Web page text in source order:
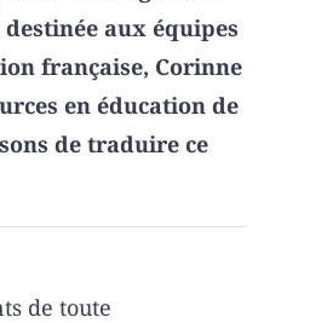
aux équipes
française, Corinne
en éducation de
de traduire ce
de toute